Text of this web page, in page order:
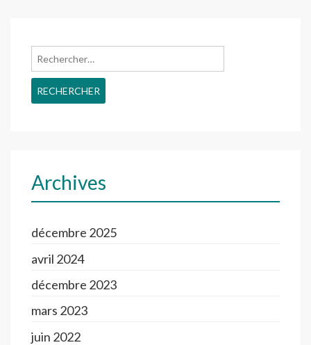
Archives
décembre 2025
avril 2024
décembre 2023
mars 2023
juin 2022